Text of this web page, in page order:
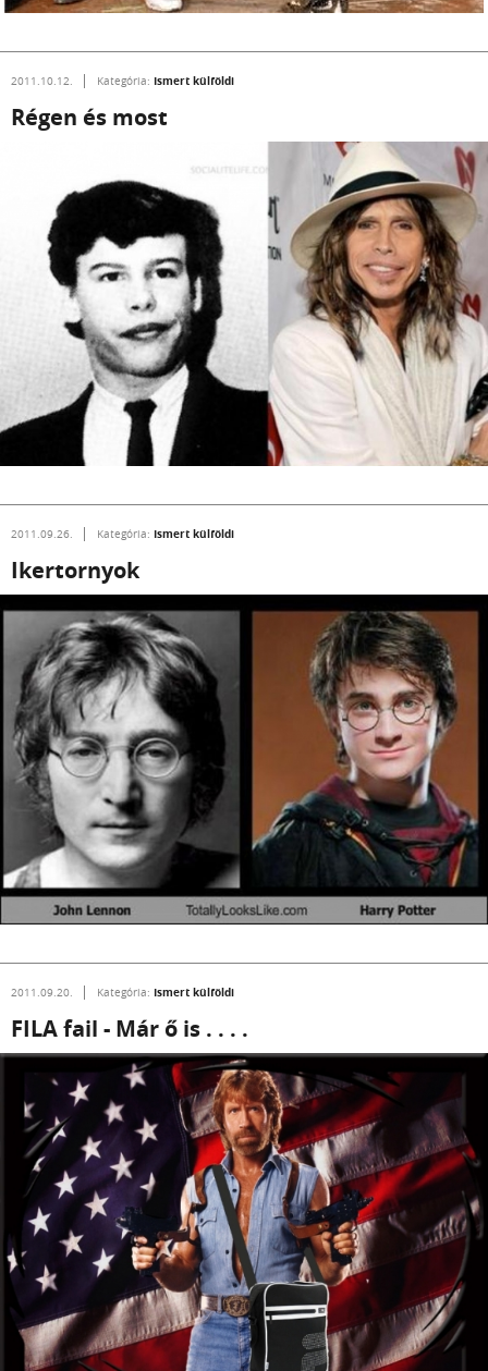
2011.10.12. Kategória: Ismert külföldi
Régen és most
2011.09.26. Kategória: Ismert külföldi
Ikertornyok
2011.09.20. Kategória: Ismert külföldi
FILA fail - Már ő is . . . .